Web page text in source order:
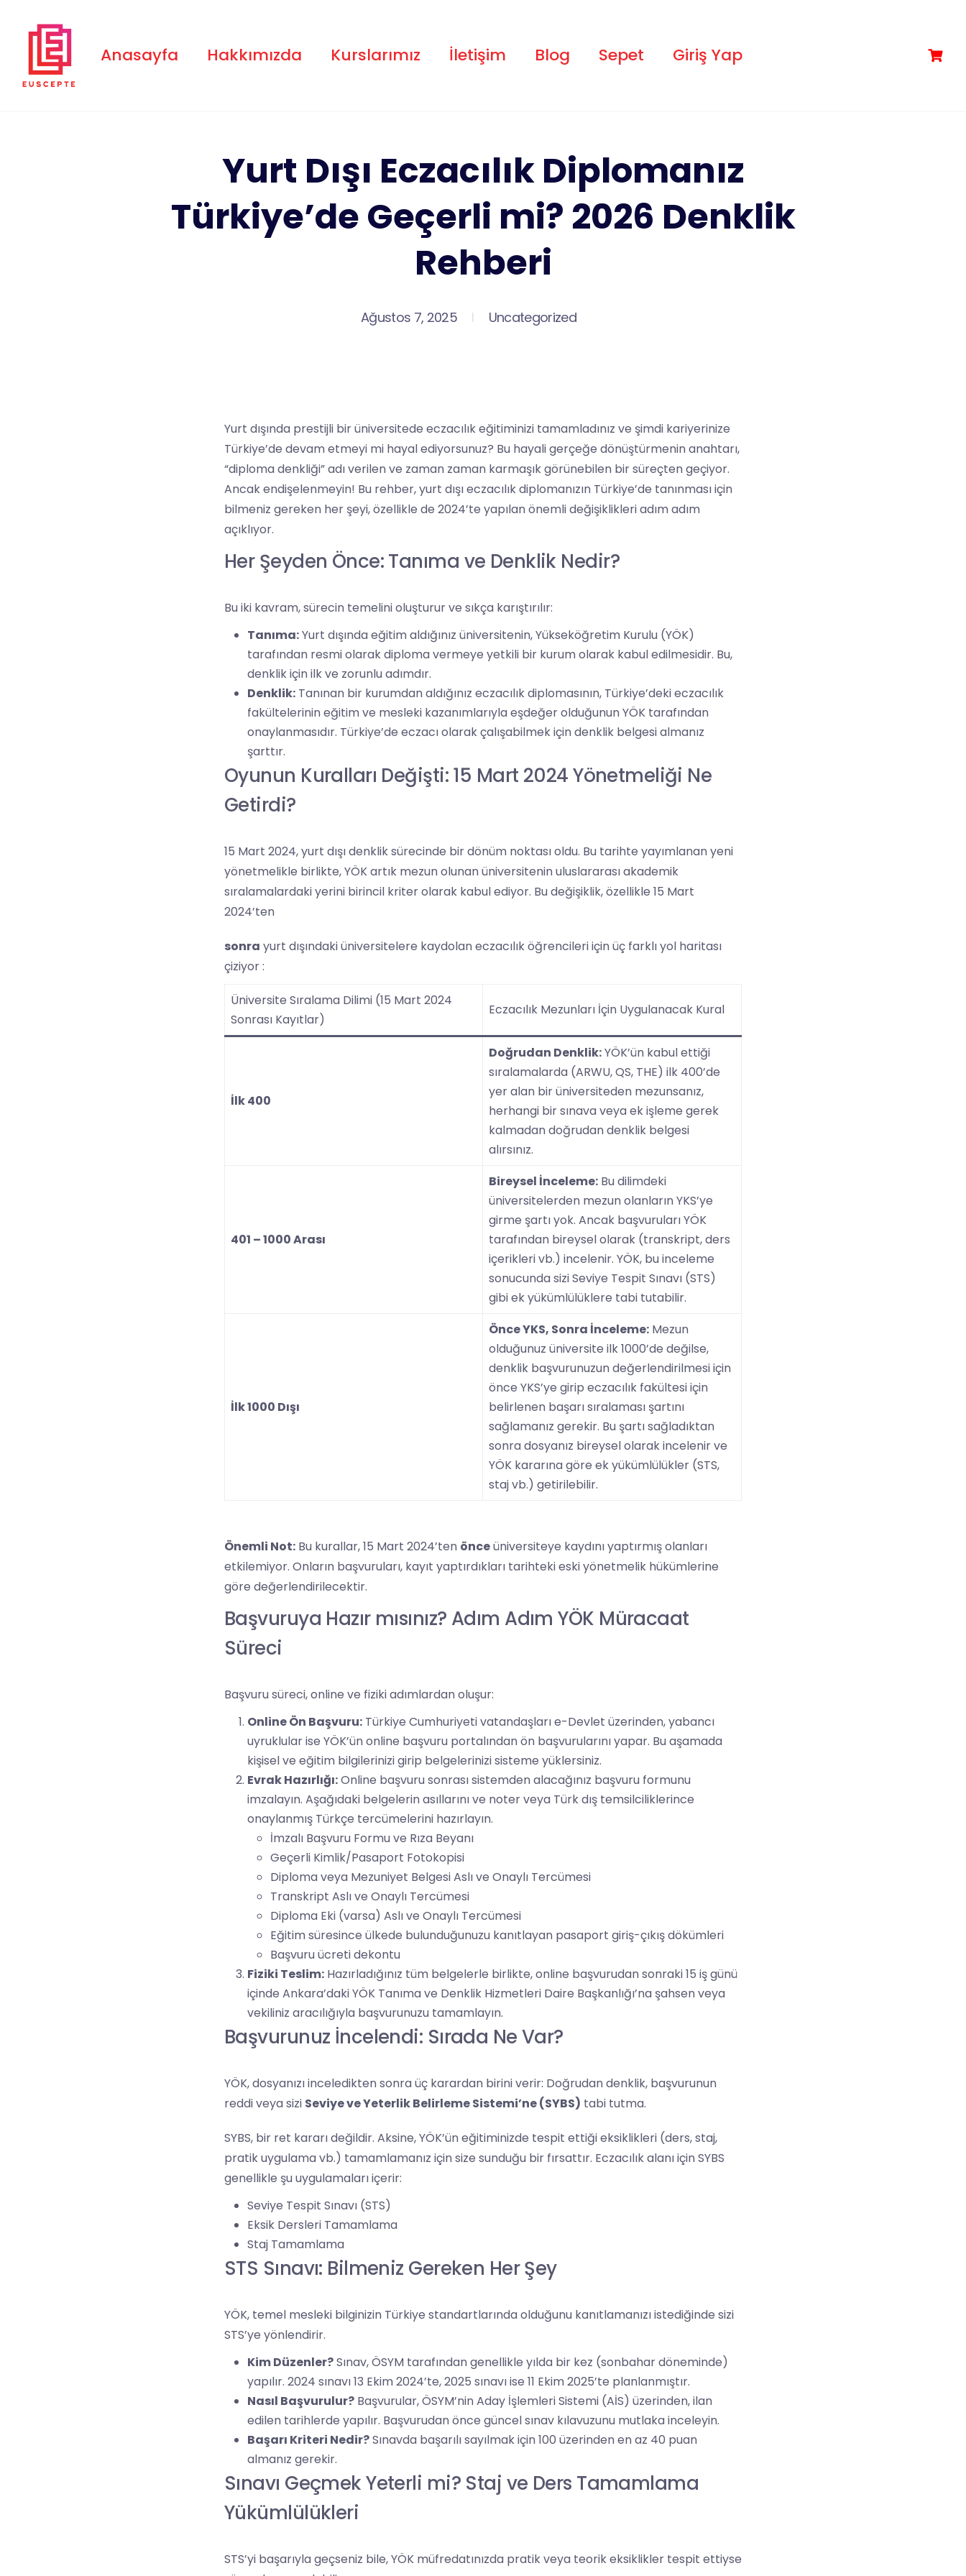
Anasayfa Hakkımızda Kurslarımız İletişim Blog Sepet Giriş Yap
Yurt Dışı Eczacılık Diplomanız
Türkiye’de Geçerli mi? 2026 Denklik
Rehberi
Ağustos 7, 2025 Uncategorized
Yurt dışında prestijli bir üniversitede eczacılık eğitiminizi tamamladınız ve şimdi kariyerinize
Türkiye’de devam etmeyi mi hayal ediyorsunuz? Bu hayali gerçeğe dönüştürmenin anahtarı,
“diploma denkliği” adı verilen ve zaman zaman karmaşık görünebilen bir süreçten geçiyor.
Ancak endişelenmeyin! Bu rehber, yurt dışı eczacılık diplomanızın Türkiye’de tanınması için
bilmeniz gereken her şeyi, özellikle de 2024’te yapılan önemli değişiklikleri adım adım
açıklıyor.
Her Şeyden Önce: Tanıma ve Denklik Nedir?
Bu iki kavram, sürecin temelini oluşturur ve sıkça karıştırılır:
Tanıma:Yurt dışında eğitim aldığınız üniversitenin, Yükseköğretim Kurulu (YÖK)
tarafından resmi olarak diploma vermeye yetkili bir kurum olarak kabul edilmesidir. Bu,
denklik için ilk ve zorunlu adımdır.
Denklik: Tanınan bir kurumdan aldığınız eczacılık diplomasının, Türkiye’deki eczacılık
fakültelerinin eğitim ve mesleki kazanımlarıyla eşdeğer olduğunun YÖK tarafından
onaylanmasıdır. Türkiye’de eczacı olarak çalışabilmek için denklik belgesi almanız
şarttır.
Oyunun Kuralları Değişti: 15 Mart 2024 Yönetmeliği Ne
Getirdi?
15 Mart 2024, yurt dışı denklik sürecinde bir dönüm noktası oldu. Bu tarihte yayımlanan yeni
yönetmelikle birlikte, YÖK artık mezun olunan üniversitenin uluslararası akademik
sıralamalardaki yerini birincil kriter olarak kabul ediyor. Bu değişiklik, özellikle 15 Mart
2024’ten
sonra yurt dışındaki üniversitelere kaydolan eczacılık öğrencileri için üç farklı yol haritası
çiziyor:
Üniversite Sıralama Dilimi (15 Mart 2024
Sonrası Kayıtlar)
Eczacılık Mezunları İçin Uygulanacak Kural
İlk 400
Doğrudan Denklik:YÖK’ün kabul ettiği
sıralamalarda (ARWU, QS, THE) ilk 400’de
yer alan bir üniversiteden mezunsanız,
herhangi bir sınava veya ek işleme gerek
kalmadan doğrudan denklik belgesi
alırsınız.
401 – 1000 Arası
Bireysel İnceleme: Bu dilimdeki
üniversitelerden mezun olanların YKS’ye
girme şartı yok. Ancak başvuruları YÖK
tarafından bireysel olarak (transkript, ders
içerikleri vb.) incelenir. YÖK, bu inceleme
sonucunda sizi Seviye Tespit Sınavı (STS)
gibi ek yükümlülüklere tabi tutabilir.
İlk 1000 Dışı
Önce YKS, Sonra İnceleme: Mezun
olduğunuz üniversite ilk 1000’de değilse,
denklik başvurunuzun değerlendirilmesi için
önce YKS’ye girip eczacılık fakültesi için
belirlenen başarı sıralaması şartını
sağlamanız gerekir. Bu şartı sağladıktan
sonra dosyanız bireysel olarak incelenir ve
YÖK kararına göre ek yükümlülükler (STS,
staj vb.) getirilebilir.
Önemli Not: Bu kurallar, 15 Mart 2024’ten önceüniversiteye kaydını yaptırmış olanları
etkilemiyor. Onların başvuruları, kayıt yaptırdıkları tarihteki eski yönetmelik hükümlerine
göre değerlendirilecektir.
Başvuruya Hazır mısınız? Adım Adım YÖK Müracaat
Süreci
Başvuru süreci, online ve fiziki adımlardan oluşur:
Online Ön Başvuru: Türkiye Cumhuriyeti vatandaşları e-Devlet üzerinden, yabancı
uyruklular ise YÖK’ün online başvuru portalından ön başvurularını yapar. Bu aşamada
kişisel ve eğitim bilgilerinizi girip belgelerinizi sisteme yüklersiniz.
Evrak Hazırlığı:Online başvuru sonrası sistemden alacağınız başvuru formunu
imzalayın. Aşağıdaki belgelerin asıllarını ve noter veya Türk dış temsilciliklerince
onaylanmış Türkçe tercümelerini hazırlayın.
İmzalı Başvuru Formu ve Rıza Beyanı
Geçerli Kimlik/Pasaport Fotokopisi
Diploma veya Mezuniyet Belgesi Aslı ve Onaylı Tercümesi
Transkript Aslı ve Onaylı Tercümesi
Diploma Eki (varsa) Aslı ve Onaylı Tercümesi
Eğitim süresince ülkede bulunduğunuzu kanıtlayan pasaport giriş-çıkış dökümleri
Başvuru ücreti dekontu
Fiziki Teslim: Hazırladığınız tüm belgelerle birlikte, online başvurudan sonraki 15 iş günü
içinde Ankara’daki YÖK Tanıma ve Denklik Hizmetleri Daire Başkanlığı’na şahsen veya
vekiliniz aracılığıyla başvurunuzu tamamlayın.
Başvurunuz İncelendi: Sırada Ne Var?
YÖK, dosyanızı inceledikten sonra üç karardan birini verir: Doğrudan denklik, başvurunun
reddi veya sizi Seviye ve Yeterlik Belirleme Sistemi’ne (SYBS) tabi tutma.
SYBS, bir ret kararı değildir. Aksine, YÖK’ün eğitiminizde tespit ettiği eksiklikleri (ders, staj,
pratik uygulama vb.) tamamlamanız için size sunduğu bir fırsattır. Eczacılık alanı için SYBS
genellikle şu uygulamaları içerir:
Seviye Tespit Sınavı (STS)
Eksik Dersleri Tamamlama
Staj Tamamlama
STS Sınavı: Bilmeniz Gereken Her Şey
YÖK, temel mesleki bilginizin Türkiye standartlarında olduğunu kanıtlamanızı istediğinde sizi
STS’ye yönlendirir.
Kim Düzenler?Sınav, ÖSYM tarafından genellikle yılda bir kez (sonbahar döneminde)
yapılır. 2024 sınavı 13 Ekim 2024’te, 2025 sınavı ise 11 Ekim 2025’te planlanmıştır.
Nasıl Başvurulur? Başvurular, ÖSYM’nin Aday İşlemleri Sistemi (AİS) üzerinden, ilan
edilen tarihlerde yapılır. Başvurudan önce güncel sınav kılavuzunu mutlaka inceleyin.
Başarı Kriteri Nedir?Sınavda başarılı sayılmak için 100 üzerinden en az 40 puan
almanız gerekir.
Sınavı Geçmek Yeterli mi? Staj ve Ders Tamamlama
Yükümlülükleri
STS’yi başarıyla geçseniz bile, YÖK müfredatınızda pratik veya teorik eksiklikler tespit ettiyse